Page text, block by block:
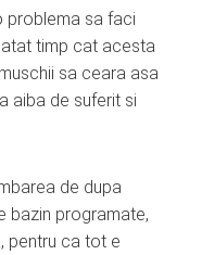
problema sa faci
timp cat acesta
sa ceara asa
aiba de suferit si
de dupa
bazin programate,
pentru ca tot e